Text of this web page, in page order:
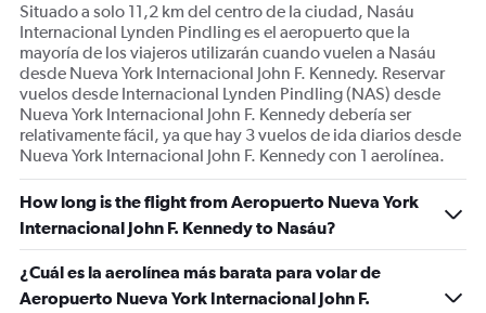
Situado a solo 11,2 km del centro de la ciudad, Nasáu
Internacional Lynden Pindling es el aeropuerto que la
mayoría de los viajeros utilizarán cuando vuelen a Nasáu
desde Nueva York Internacional John F. Kennedy. Reservar
vuelos desde Internacional Lynden Pindling (NAS) desde
Nueva York Internacional John F. Kennedy debería ser
relativamente fácil, ya que hay 3 vuelos de ida diarios desde
Nueva York Internacional John F. Kennedy con 1 aerolínea.
How long is the flight from Aeropuerto Nueva York
Internacional John F. Kennedy to Nasáu?
¿Cuál es la aerolínea más barata para volar de
Aeropuerto Nueva York Internacional John F.